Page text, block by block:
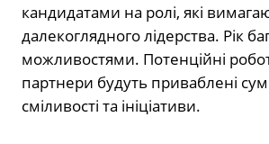
кандидатами на ролі, які
далекоглядного лідерства. Рік
можливостями. Потенційні
партнери будуть приваблені
сміливості та ініціативи.